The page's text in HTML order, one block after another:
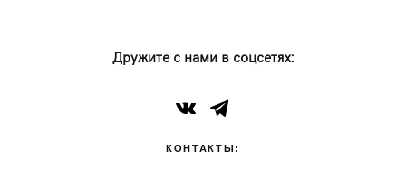
Дружите с нами в соцсетях:
КОНТАКТЫ: